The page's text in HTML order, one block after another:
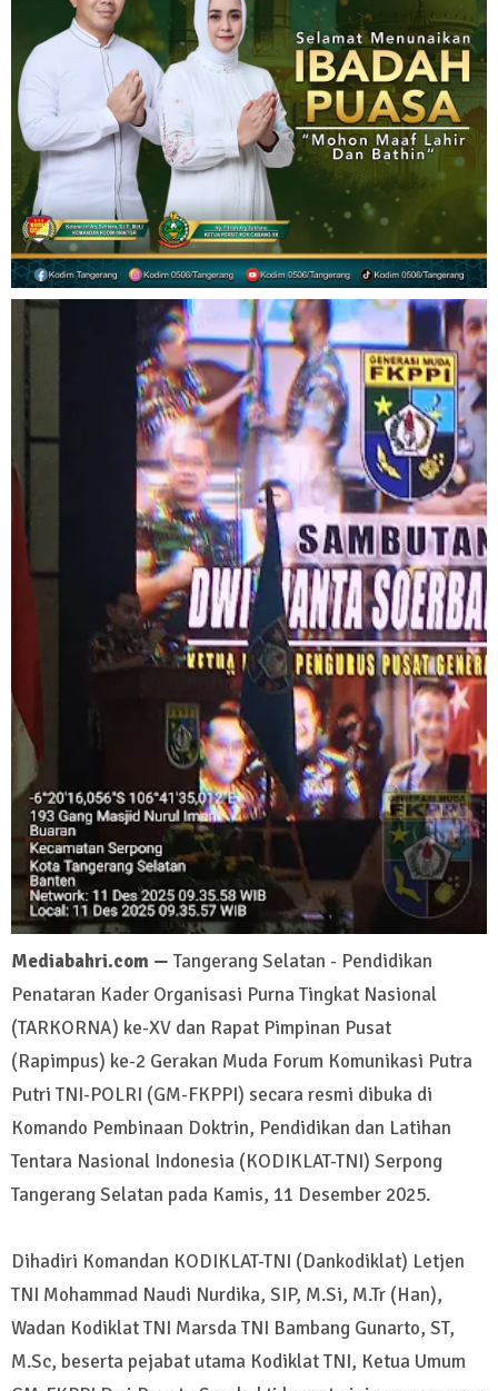
Mediabahri.com — Tangerang Selatan - Pendidikan
Penataran Kader Organisasi Purna Tingkat Nasional
(TARKORNA) ke-XV dan Rapat Pimpinan Pusat
(Rapimpus) ke-2 Gerakan Muda Forum Komunikasi Putra
Putri TNI-POLRI (GM-FKPPI) secara resmi dibuka di
Komando Pembinaan Doktrin, Pendidikan dan Latihan
Tentara Nasional Indonesia (KODIKLAT-TNI) Serpong
Tangerang Selatan pada Kamis, 11 Desember 2025.
Dihadiri Komandan KODIKLAT-TNI (Dankodiklat) Letjen
TNI Mohammad Naudi Nurdika, SIP, M.Si, M.Tr (Han),
Wadan Kodiklat TNI Marsda TNI Bambang Gunarto, ST,
M.Sc, beserta pejabat utama Kodiklat TNI, Ketua Umum